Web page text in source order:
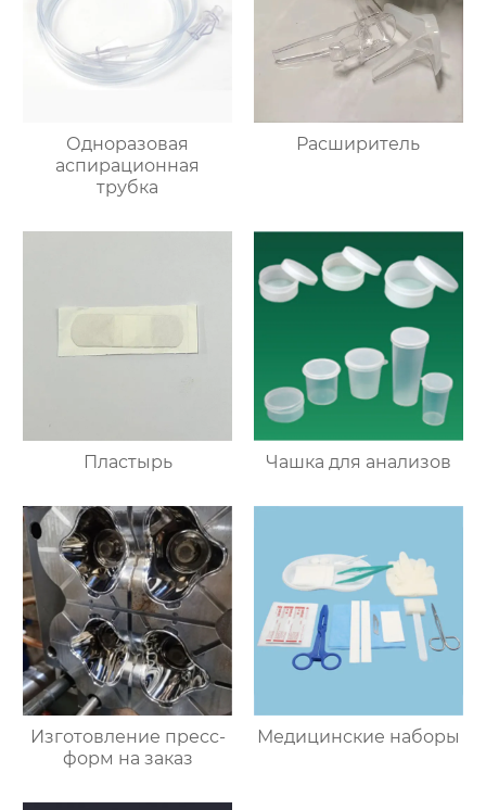
Одноразовая
аспирационная
трубка
Расширитель
Пластырь Чашка для анализов
Изготовление пресс-
форм на заказ
Медицинские наборы